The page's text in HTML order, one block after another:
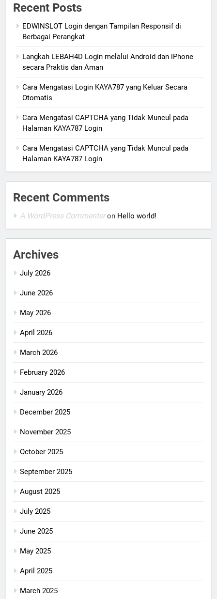
Recent Posts
EDWINSLOT Login dengan Tampilan Responsif di
Berbagai Perangkat
Langkah LEBAH4D Login melalui Android dan iPhone
secara Praktis dan Aman
Cara Mengatasi Login KAYA787 yang Keluar Secara
Otomatis
Cara Mengatasi CAPTCHA yang Tidak Muncul pada
Halaman KAYA787 Login
Cara Mengatasi CAPTCHA yang Tidak Muncul pada
Halaman KAYA787 Login
Recent Comments
A WordPress Commenteron Hello world!
Archives
July 2026
June 2026
May 2026
April 2026
March 2026
February 2026
January 2026
December 2025
November 2025
October 2025
September 2025
August 2025
July 2025
June 2025
May 2025
April 2025
March 2025